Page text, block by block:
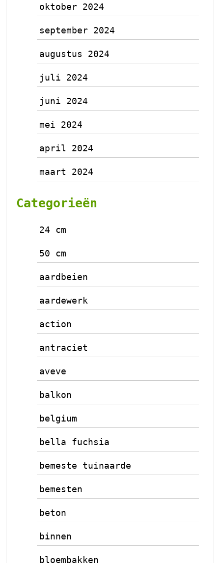
oktober 2024
september 2024
augustus 2024
juli 2024
juni 2024
mei 2024
april 2024
maart 2024
Categorieën
24 cm
50 cm
aardbeien
aardewerk
action
antraciet
aveve
balkon
belgium
bella fuchsia
bemeste tuinaarde
bemesten
beton
binnen
bloembakken